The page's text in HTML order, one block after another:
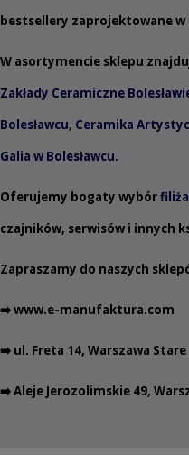
bestsellery zaprojektowane
W asortymencie sklepu
Zakłady Ceramiczne
Bolesławcu, Ceramika
Galia w Bolesławcu.
Oferujemy bogaty wybór
czajników, serwisów i innych
Zapraszamy do naszych
➡️www.e-manufaktura.com
➡️ ul. Freta 14, Warszawa
➡️ Aleje Jerozolimskie 49,